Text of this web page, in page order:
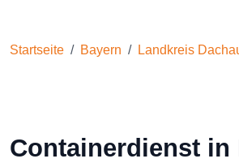
Startseite Bayern Landkreis
Containerdienst in